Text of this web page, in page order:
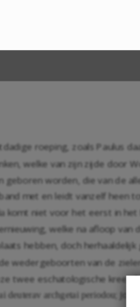
roeping, zoals Paulus
welke van zijn zijde door
geboren worden, die van de
met en leidt vanzelf heen
komt niet voor het eerst in
welke na afloop
hebben, doch
wedergeboorten van de
twee eschatologische kreeg
deuterav archgetai periodou ;